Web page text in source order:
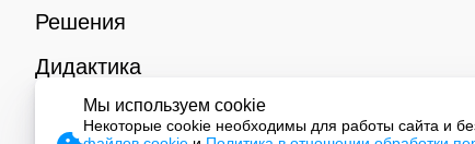
Решения
Дидактика
Контакты
Мы используем cookie
Некоторые cookie необходимы для работы сайта и